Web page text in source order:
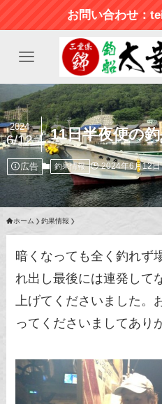
お問い合わせ：
11日半夜便の
2024
6/12
広告 釣果情報 2024年6月12日
ホーム 釣果情報
暗くなっても全く釣れず
れ出し最後には連発して
上げてくださいました。
ってくださいましてあり